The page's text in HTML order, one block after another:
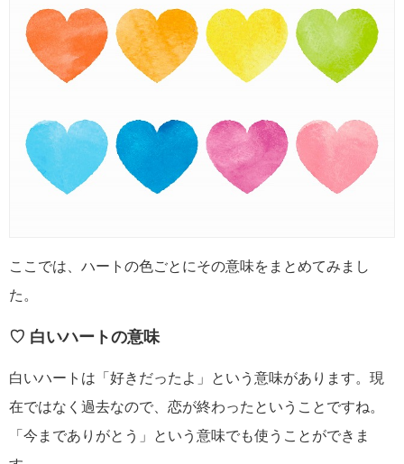
ここでは、ハートの色ごとにその意味をまとめてみまし
た。
♡ 白いハートの意味
白いハートは「好きだったよ」という意味があります。現
在ではなく過去なので、恋が終わったということですね。
「今までありがとう」という意味でも使うことができま